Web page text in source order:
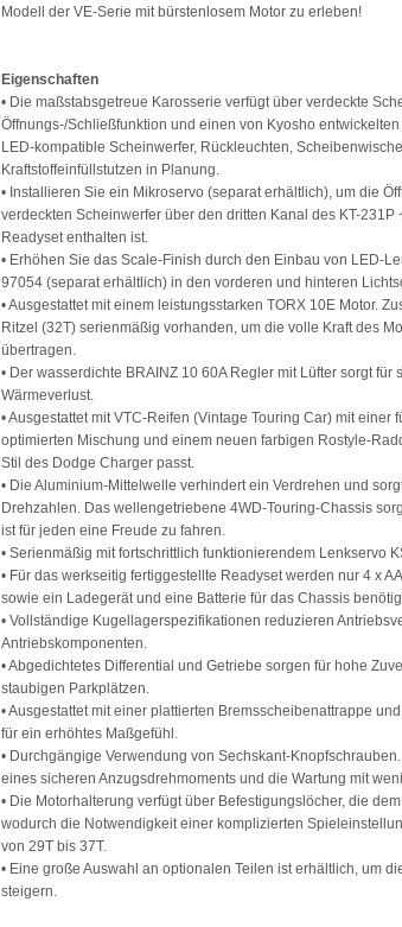
Modell der VE-Serie mit bürstenlosem Motor zu erleben!
Eigenschaften
• Die maßstabsgetreue Karosserie verfügt über verdeckte
Öffnungs-/Schließfunktion und einen von Kyosho
LED-kompatible Scheinwerfer, Rückleuchten,
Kraftstoffeinfüllstutzen in Planung.
• Installieren Sie ein Mikroservo (separat erhältlich), um die
verdeckten Scheinwerfer über den dritten Kanal des KT-231P
Readyset enthalten ist.
• Erhöhen Sie das Scale-Finish durch den Einbau von LED-
97054 (separat erhältlich) in den vorderen und hinteren
• Ausgestattet mit einem leistungsstarken TORX 10E Motor.
Ritzel (32T) serienmäßig vorhanden, um die volle Kraft des
übertragen.
• Der wasserdichte BRAINZ 10 60A Regler mit Lüfter sorgt für
Wärmeverlust.
• Ausgestattet mit VTC-Reifen (Vintage Touring Car) mit einer
optimierten Mischung und einem neuen farbigen Rostyle-
Stil des Dodge Charger passt.
• Die Aluminium-Mittelwelle verhindert ein Verdrehen und
Drehzahlen. Das wellengetriebene 4WD-Touring-Chassis
ist für jeden eine Freude zu fahren.
• Serienmäßig mit fortschrittlich funktionierendem Lenkservo
• Für das werkseitig fertiggestellte Readyset werden nur 4 x
sowie ein Ladegerät und eine Batterie für das Chassis
• Vollständige Kugellagerspezifikationen reduzieren
Antriebskomponenten.
• Abgedichtetes Differential und Getriebe sorgen für hohe
staubigen Parkplätzen.
• Ausgestattet mit einer plattierten Bremsscheibenattrappe
für ein erhöhtes Maßgefühl.
• Durchgängige Verwendung von Sechskant-
eines sicheren Anzugsdrehmoments und die Wartung mit
• Die Motorhalterung verfügt über Befestigungslöcher, die
wodurch die Notwendigkeit einer komplizierten
von 29T bis 37T.
• Eine große Auswahl an optionalen Teilen ist erhältlich, um
steigern.